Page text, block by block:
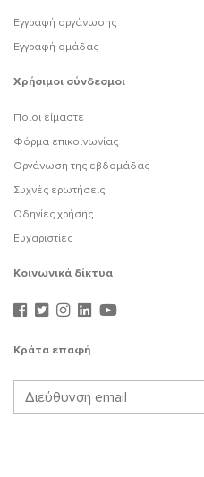
Εγγραφή οργάνωσης
Εγγραφή ομάδας
Χρήσιμοι σύνδεσμοι
Ποιοι είμαστε
Φόρμα επικοινωνίας
Οργάνωση της εβδομάδας
Συχνές ερωτήσεις
Οδηγίες χρήσης
Ευχαριστίες
Κοινωνικά δίκτυα
Κράτα επαφή